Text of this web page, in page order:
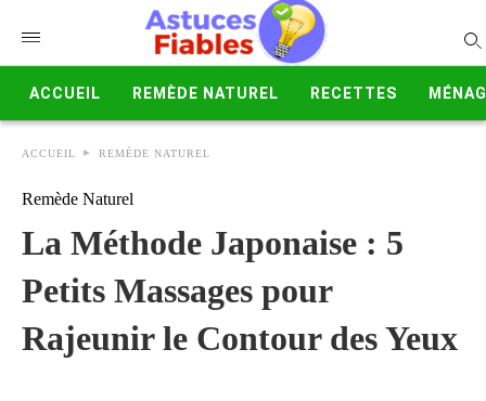
ACCUEIL REMÈDE NATUREL RECETTES
ACCUEIL REMÈDE NATUREL
Remède Naturel
La Méthode Japonaise : 5
Petits Massages pour
Rajeunir le Contour des Yeux